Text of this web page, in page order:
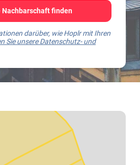
Nachbarschaft finden
darüber, wie Hoplr mit Ihren
Sie unsere Datenschutz- und